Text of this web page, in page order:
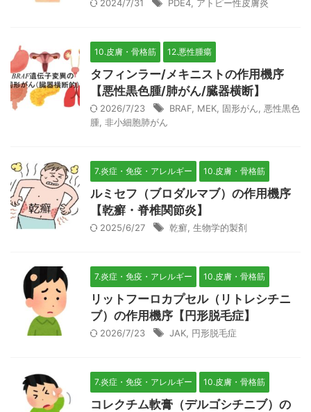
2024/7/31 PDE4 アトピー性皮膚炎
10.皮膚・骨格筋 12.悪性腫瘍
タフィンラー/メキニストの作用機序
【悪性黒色腫/肺がん/臓器横断】
2026/7/23 BRAF MEK 固形がん
悪性黒色
腫 非小細胞肺がん
7.炎症・免疫・アレルギー 10.皮膚・骨格筋
ルミセフ（ブロダルマブ）の作用機序
【乾癬・脊椎関節炎】
2025/6/27 乾癬 生物学的製剤
7.炎症・免疫・アレルギー 10.皮膚・骨格筋
リットフーロカプセル（リトレシチニ
ブ）の作用機序【円形脱毛症】
2026/7/23 JAK 円形脱毛症
7.炎症・免疫・アレルギー 10.皮膚・骨格筋
コレクチム軟膏（デルゴシチニブ）の